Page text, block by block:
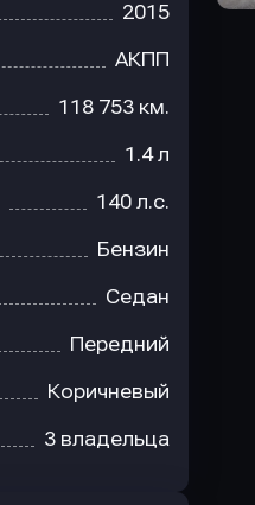
2015
АКПП
118 753 км.
1.4 л
140 л.с.
Бензин
Седан
Передний
Коричневый
3 владельца